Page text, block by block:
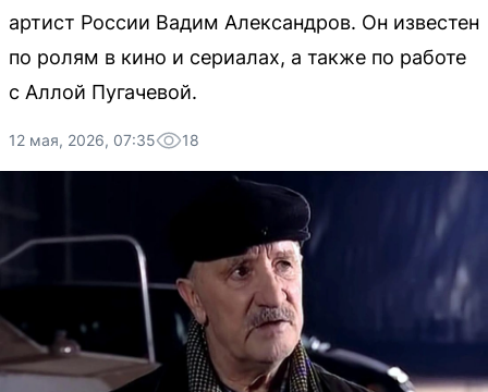
артист России Вадим Александров. Он известен
по ролям в кино и сериалах, а также по работе
с Аллой Пугачевой.
12 мая, 2026, 07:35 18